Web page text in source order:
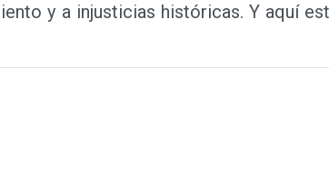
y a injusticias históricas. Y aquí